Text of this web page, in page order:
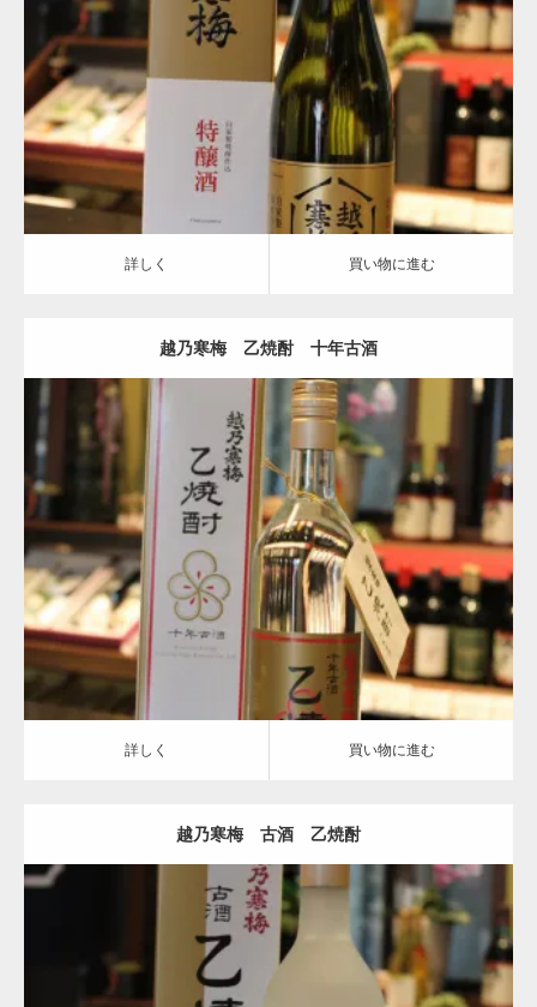
特醸種 越乃寒梅
詳しく 買い物に進む
詳しく 買い物に進む
越乃寒梅 乙焼酎 十年古酒
越乃寒梅
詳しく 買い物に進む
詳しく 買い物に進む
越乃寒梅 古酒 乙焼酎
越乃寒梅